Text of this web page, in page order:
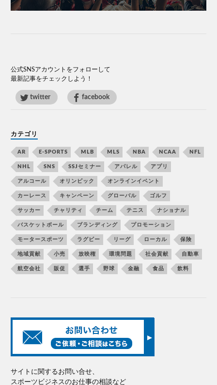
公式SNSアカウントをフォローして
最新記事をチェックしよう！
twitter facebook
カテゴリ
AR E-SPORTS MLB MLS NBA NCAA NFL
NHL SNS SSJセミナー アパレル アプリ
アルコール オリンピック オンラインイベント
カーレース キャンペーン グローバル ゴルフ
サッカー チャリティ チーム テニス ナショナル
バスケットボール ブランディング プロモーション
モータースポーツ ラグビー リーグ ローカル 保険
地域貢献 小売 放映権 環境問題 社会貢献 自動車
航空会社 販促 選手 野球 金融 食品 飲料
サイトに関するお問い合せ、
スポーツビジネスのお仕事の相談など